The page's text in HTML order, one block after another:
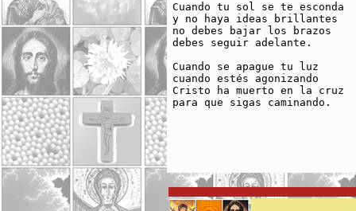
Cuando tu sol se te esconda
y no haya ideas brillantes
no debes bajar los brazos
debes seguir adelante.
Cuando se apague tu luz
cuando estés agonizando
Cristo ha muerto en la cruz
para que sigas caminando.